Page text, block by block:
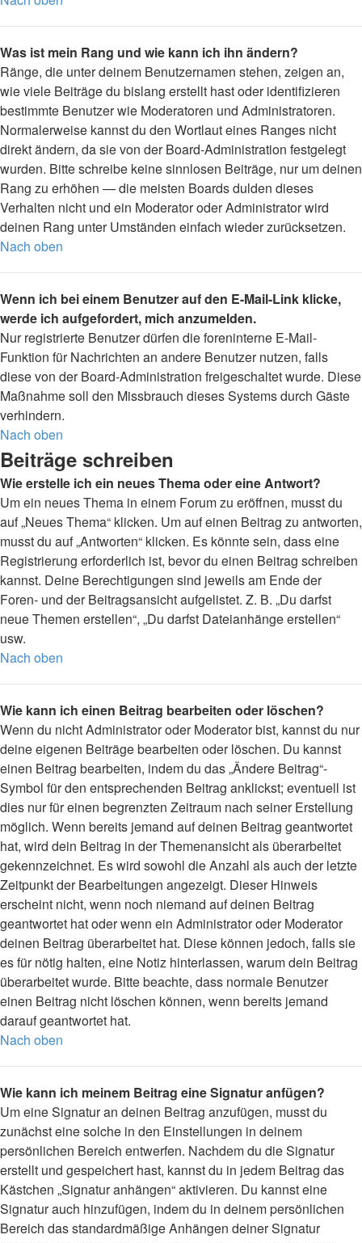
Was ist mein Rang und wie kann ich ihn ändern?
Ränge, die unter deinem Benutzernamen stehen, zeigen an,
wie viele Beiträge du bislang erstellt hast oder identifizieren
bestimmte Benutzer wie Moderatoren und Administratoren.
Normalerweise kannst du den Wortlaut eines Ranges nicht
direkt ändern, da sie von der Board-Administration festgelegt
wurden. Bitte schreibe keine sinnlosen Beiträge, nur um deinen
Rang zu erhöhen — die meisten Boards dulden dieses
Verhalten nicht und ein Moderator oder Administrator wird
deinen Rang unter Umständen einfach wieder zurücksetzen.
Nach oben
Wenn ich bei einem Benutzer auf den E-Mail-Link klicke,
werde ich aufgefordert, mich anzumelden.
Nur registrierte Benutzer dürfen die foreninterne E-Mail-
Funktion für Nachrichten an andere Benutzer nutzen, falls
diese von der Board-Administration freigeschaltet wurde. Diese
Maßnahme soll den Missbrauch dieses Systems durch Gäste
verhindern.
Nach oben
Beiträge schreiben
Wie erstelle ich ein neues Thema oder eine Antwort?
Um ein neues Thema in einem Forum zu eröffnen, musst du
auf „Neues Thema“ klicken. Um auf einen Beitrag zu antworten,
musst du auf „Antworten“ klicken. Es könnte sein, dass eine
Registrierung erforderlich ist, bevor du einen Beitrag schreiben
kannst. Deine Berechtigungen sind jeweils am Ende der
Foren- und der Beitragsansicht aufgelistet. Z. B. „Du darfst
neue Themen erstellen“, „Du darfst Dateianhänge erstellen“
usw.
Nach oben
Wie kann ich einen Beitrag bearbeiten oder löschen?
Wenn du nicht Administrator oder Moderator bist, kannst du nur
deine eigenen Beiträge bearbeiten oder löschen. Du kannst
einen Beitrag bearbeiten, indem du das „Ändere Beitrag“-
Symbol für den entsprechenden Beitrag anklickst; eventuell ist
dies nur für einen begrenzten Zeitraum nach seiner Erstellung
möglich. Wenn bereits jemand auf deinen Beitrag geantwortet
hat, wird dein Beitrag in der Themenansicht als überarbeitet
gekennzeichnet. Es wird sowohl die Anzahl als auch der letzte
Zeitpunkt der Bearbeitungen angezeigt. Dieser Hinweis
erscheint nicht, wenn noch niemand auf deinen Beitrag
geantwortet hat oder wenn ein Administrator oder Moderator
deinen Beitrag überarbeitet hat. Diese können jedoch, falls sie
es für nötig halten, eine Notiz hinterlassen, warum dein Beitrag
überarbeitet wurde. Bitte beachte, dass normale Benutzer
einen Beitrag nicht löschen können, wenn bereits jemand
darauf geantwortet hat.
Nach oben
Wie kann ich meinem Beitrag eine Signatur anfügen?
Um eine Signatur an deinen Beitrag anzufügen, musst du
zunächst eine solche in den Einstellungen in deinem
persönlichen Bereich entwerfen. Nachdem du die Signatur
erstellt und gespeichert hast, kannst du in jedem Beitrag das
Kästchen „Signatur anhängen“ aktivieren. Du kannst eine
Signatur auch hinzufügen, indem du in deinem persönlichen
Bereich das standardmäßige Anhängen deiner Signatur